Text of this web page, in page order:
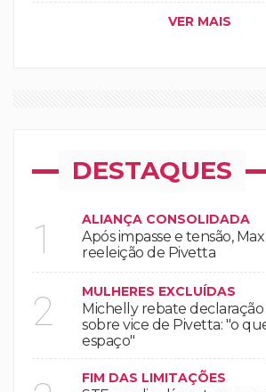
VER MAIS
DESTAQUES
1 ALIANÇA CONSOLIDADA
Após impasse e tensão,
reeleição de Pivetta
2 MULHERES EXCLUÍDAS
Michelly rebate
sobre vice de Pivetta: "o
espaço"
FIM DAS LIMITAÇÕES